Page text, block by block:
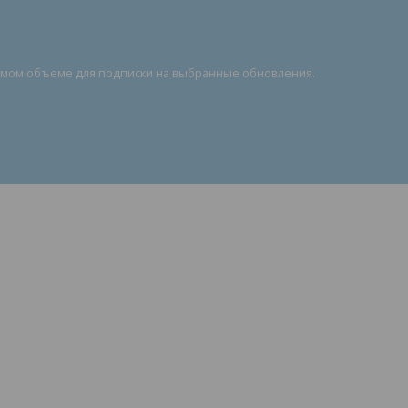
объеме для подписки на выбранные обновления.